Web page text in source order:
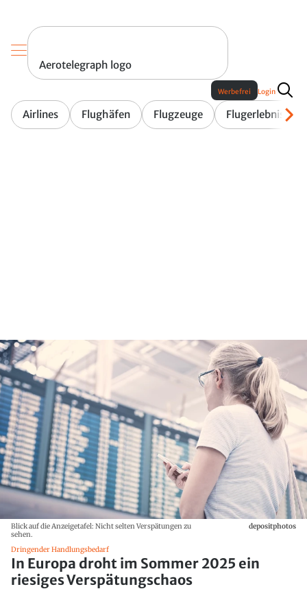
Aerotelegraph logo
Airlines Flughäfen Flugzeuge Flugerlebnis
Werbefrei Login
Blick auf die Anzeigetafel: Nicht selten Verspätungen zu
sehen.
depositphotos
Dringender Handlungsbedarf
In Europa droht im Sommer 2025 ein
riesiges Verspätungschaos